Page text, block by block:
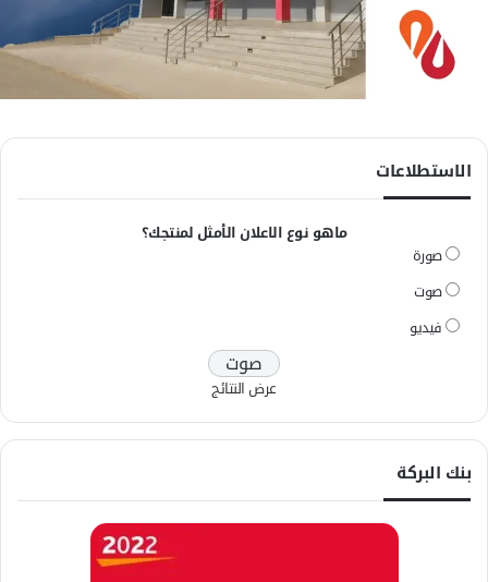
الاستطلاعات
ماهو نوع الاعلان الأمثل لمنتجك؟
صورة
صوت
فيديو
عرض النتائج
بنك البركة